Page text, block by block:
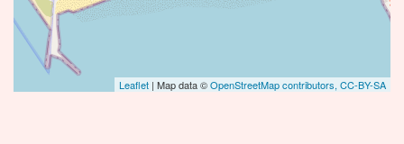
Leaflet | Map data ©OpenStreetMap contributors, CC-BY-SA